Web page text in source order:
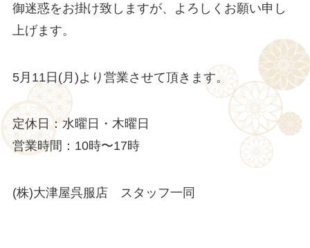
御迷惑をお掛け致しますが、よろしくお願い申し
上げます。
5月11日(月)より営業させて頂きます。
定休日：水曜日・木曜日
営業時間：10時〜17時
(株)大津屋呉服店 スタッフ一同